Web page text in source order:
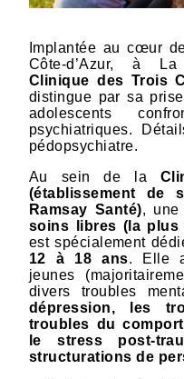
Implantée au cœur
Côte-d’Azur, à La
Clinique des Trois
distingue par sa
adolescents
psychiatriques.
pédopsychiatre.
Au sein de la
(établissement de
Ramsay Santé), une
soins libres (la plus
est spécialement
12 à 18 ans. Elle
jeunes
divers troubles
dépression, les
troubles du
le stress post-
structurations de